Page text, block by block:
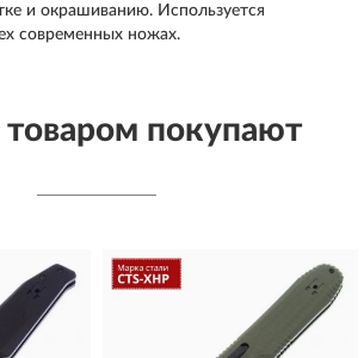
и окрашиванию. Используется
современных ножах.
покупают